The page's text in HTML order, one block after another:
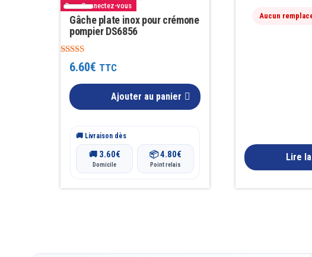
Pro : Connectez-vous
Gâche plate inox pour crémone
pompier DS6856
Note
4.50
6.60€ TTC
Ajouter au panier
🚚 Livraison dès
🚚 3.60€
Domicile
📦4.80€
Point relais
Aucun
Lire